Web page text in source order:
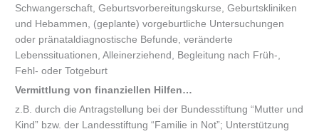
Schwangerschaft, Geburtsvorbereitungskurse, Geburtskliniken
und Hebammen, (geplante) vorgeburtliche Untersuchungen
oder pränataldiagnostische Befunde, veränderte
Lebenssituationen, Alleinerziehend, Begleitung nach Früh-,
Fehl- oder Totgeburt
Vermittlung von finanziellen Hilfen…
z.B. durch die Antragstellung bei der Bundesstiftung “Mutter und
Kind” bzw. der Landesstiftung “Familie in Not”; Unterstützung